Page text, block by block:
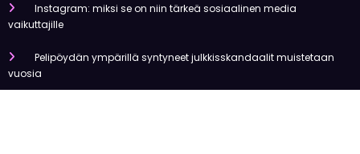
vaikuttajille